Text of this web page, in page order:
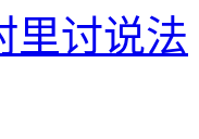
里讨说法